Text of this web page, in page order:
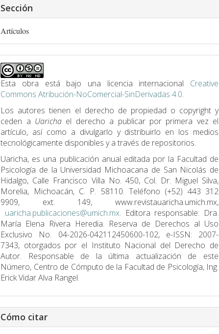
Sección
Artículos
Esta obra está bajo una licencia internacional Creative
Commons Atribución-NoComercial-SinDerivadas 4.0.
Los autores tienen el derecho de propiedad o copyright y
ceden a Uaricha el derecho a publicar por primera vez el
artículo, así como a divulgarlo y distribuirlo en los medios
tecnológicamente disponibles y a través de repositorios.
Uaricha, es una publicación anual editada por la Facultad de
Psicologí­a de la Universidad Michoacana de San Nicolás de
Hidalgo, Calle Francisco Villa No. 450, Col. Dr. Miguel Silva,
Morelia, Michoacán, C. P. 58110. Teléfono (+52) 443 312
9909, ext. 149, www.revistauaricha.umich.mx,
uaricha.publicaciones@umich.mx. Editora responsable: Dra.
María Elena Rivera Heredia. Reserva de Derechos al Uso
Exclusivo No. 04-2026-042112450600-102, e-ISSN: 2007-
7343, otorgados por el Instituto Nacional del Derecho de
Autor. Responsable de la última actualización de este
Número, Centro de Cómputo de la Facultad de Psicologí­a, Ing.
Erick Vidar Alva Rangel.
Cómo citar